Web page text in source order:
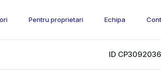
Pentru proprietari Echipa
ID CP3092036